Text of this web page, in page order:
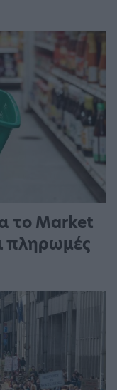
το Market
πληρωμές